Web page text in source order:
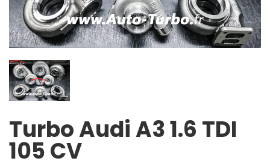
Turbo Audi A3 1.6 TDI
105 CV